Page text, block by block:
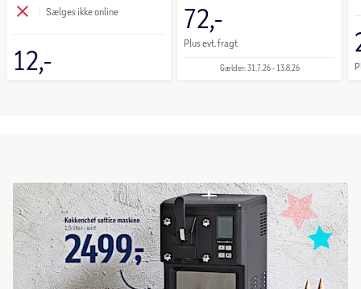
Sælges ikke online
12,-
72,-
Plus evt. fragt
Gælder: 31.7.26 - 13.8.26